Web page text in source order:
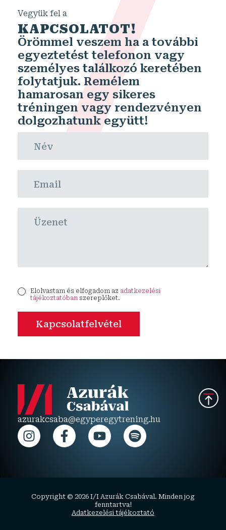
Vegyük fel a
KAPCSOLATOT!
Örömmel veszem ha a további
egyeztetést telefonon vagy
személyes találkozó keretében
folytatjuk. Remélem
hamarosan egy sikeres
tréningen vagy rendezvényen
dolgozhatunk együtt!
Elolvastam és elfogadom az adatkezelési
tájékoztatóban szereplőket.
Kapcsolatfelvétel
azurakcsaba@egyperegytrening.hu
Copyright © 2026 I/I Azurák Csabával. Minden jog
fenntartva!
Adatkezelési tájékoztató